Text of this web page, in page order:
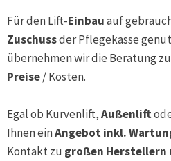
Für den Lift-Einbauauf
Zuschussder Pflegekasse
übernehmen wir die Beratung zu
Preise/ Kosten.
Egal ob Kurvenlift,Außenlift
Ihnen einAngebot inkl.
Kontakt zu großen Herstellern